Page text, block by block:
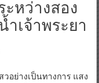
หว่างสอง
เจ้าพระยา
อย่างเป็นทางการ แสง